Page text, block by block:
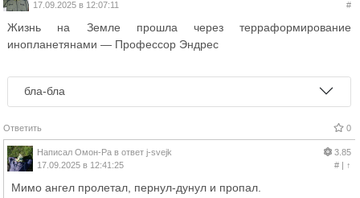
17.09.2025 в 12:07:11
#
Жизнь на Земле прошла через терраформирование
инопланетянами — Профессор Эндрес
бла-бла
Ответить 0
Написал Омон-Ра в ответ j-svejk
17.09.2025 в 12:41:25
3.85
#| ↑
Мимо ангел пролетал, пернул-дунул и пропал.